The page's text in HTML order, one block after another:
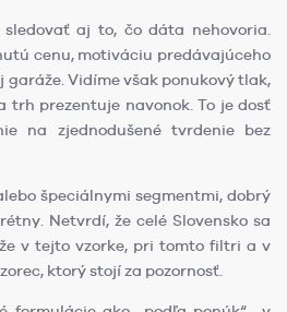
aj to, čo dáta nehovoria.
cenu, motiváciu predávajúceho
Vidíme však ponukový tlak,
trh prezentuje navonok. To je dosť
na zjednodušené tvrdenie bez
špeciálnymi segmentmi, dobrý
Netvrdí, že celé Slovensko sa
v tejto vzorke, pri tomto filtri a v
ktorý stojí za pozornosť.